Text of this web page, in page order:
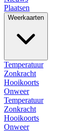
Plaatsen
Weerkaarten
Temperatuur
Zonkracht
Hooikoorts
Onweer
Temperatuur
Zonkracht
Hooikoorts
Onweer